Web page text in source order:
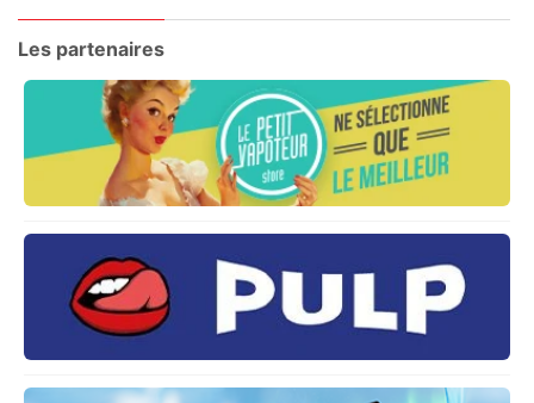
Les partenaires